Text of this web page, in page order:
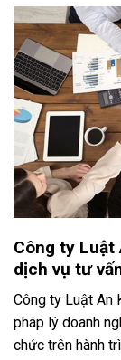
Công ty Luật
dịch vụ tư
Công ty Luật An
pháp lý doanh
chức trên hành